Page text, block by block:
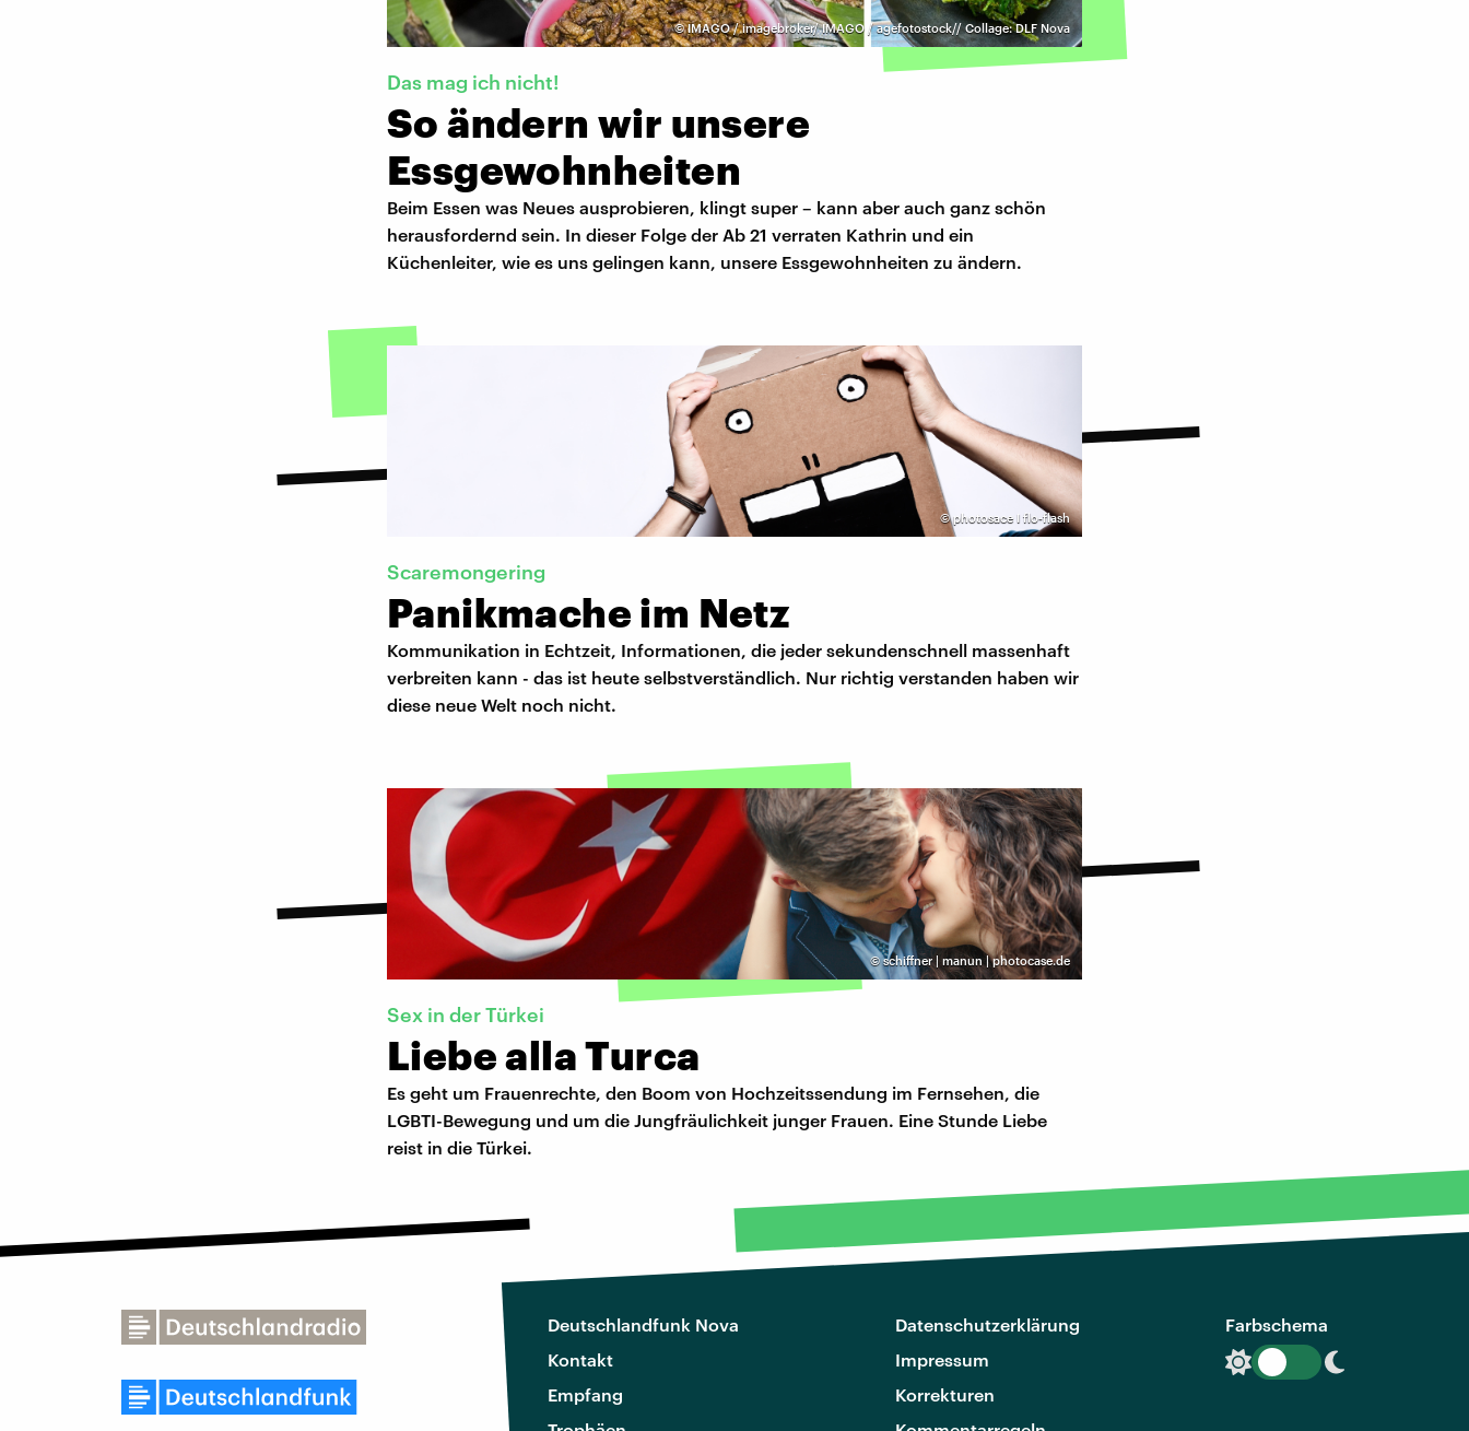
©IMAGO / imagebroker/ IMAGO / agefotostock// Collage: DLF Nova
Das mag ich nicht!
So ändern wir unsere
Essgewohnheiten
Beim Essen was Neues ausprobieren, klingt super – kann aber auch ganz schön
herausfordernd sein. In dieser Folge der Ab 21 verraten Kathrin und ein
Küchenleiter, wie es uns gelingen kann, unsere Essgewohnheiten zu ändern.
©photosace I flo-flash
​Scaremongering
Panikmache im Netz
Kommunikation in Echtzeit, Informationen, die jeder sekundenschnell massenhaft
verbreiten kann - das ist heute selbstverständlich. Nur richtig verstanden haben wir
diese neue Welt noch nicht.
©schiffner | manun | photocase.de
Sex in der Türkei
Liebe alla Turca
Es geht um Frauenrechte, den Boom von Hochzeitssendung im Fernsehen, die
LGBTI-Bewegung und um die Jungfräulichkeit junger Frauen. Eine Stunde Liebe
reist in die Türkei.
Deutschlandfunk Nova
Kontakt
Empfang
Datenschutzerklärung
Impressum
Korrekturen
Farbschema